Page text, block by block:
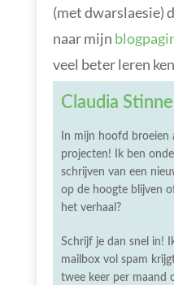
Claudia
In mijn hoofd broeien
projecten! Ik ben
schrijven van een
op de hoogte blijven
het verhaal?
Schrijf je dan snel in!
mailbox vol spam
twee keer per maand
(met dwarslaesie)
naar mijn
veel beter leren